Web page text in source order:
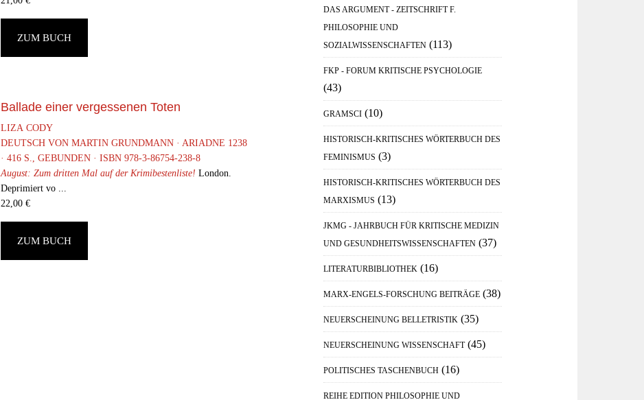
ZUM BUCH
Ballade einer vergessenen Toten
LIZA CODY
DEUTSCH VON MARTIN GRUNDMANN · ARIADNE 1238
· 416 S., GEBUNDEN · ISBN 978-3-86754-238-8
August: Zum dritten Mal auf der Krimibestenliste! London.
Deprimiert vo ...
22,00 €
ZUM BUCH
DAS ARGUMENT - ZEITSCHRIFT F.
PHILOSOPHIE UND
SOZIALWISSENSCHAFTEN (113)
FKP - FORUM KRITISCHE PSYCHOLOGIE
(43)
GRAMSCI (10)
HISTORISCH-KRITISCHES WÖRTERBUCH DES
FEMINISMUS (3)
HISTORISCH-KRITISCHES WÖRTERBUCH DES
MARXISMUS (13)
JKMG - JAHRBUCH FÜR KRITISCHE MEDIZIN
UND GESUNDHEITSWISSENSCHAFTEN (37)
LITERATURBIBLIOTHEK (16)
MARX-ENGELS-FORSCHUNG BEITRÄGE (38)
NEUERSCHEINUNG BELLETRISTIK (35)
NEUERSCHEINUNG WISSENSCHAFT (45)
POLITISCHES TASCHENBUCH (16)
REIHE EDITION PHILOSOPHIE UND